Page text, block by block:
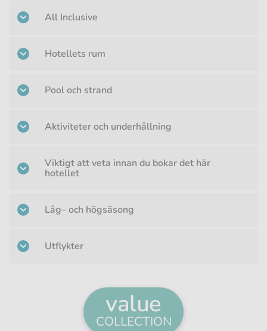
All Inclusive
Hotellets rum
Pool och strand
Aktiviteter och underhållning
Viktigt att veta innan du bokar det här
hotellet
Låg– och högsäsong
Utflykter
value
COLLECTION